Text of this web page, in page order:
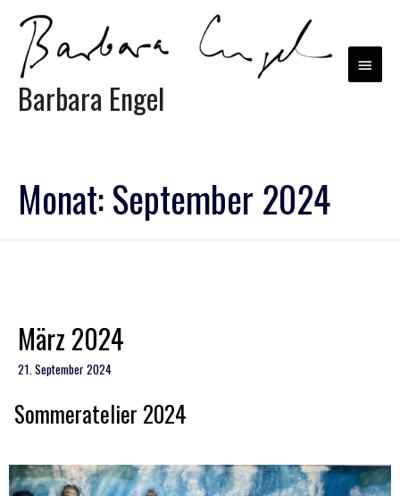
Barbara Engel
Monat:September 2024
März 2024
21. September 2024
Sommeratelier 2024